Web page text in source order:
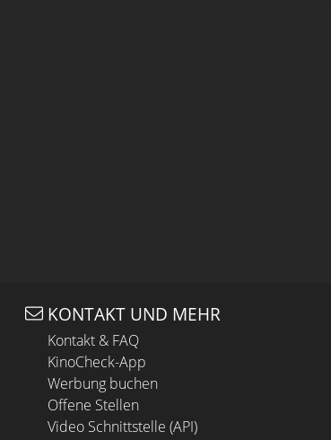
KONTAKT UND MEHR
Kontakt & FAQ
KinoCheck-App
Werbung buchen
Offene Stellen
Video Schnittstelle (API)